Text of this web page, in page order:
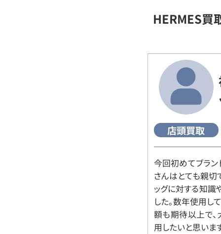
HERMES買
店頭買取
今回初めてブラン
さんはとても親切
ッグに対する知識
した。数年使用し
額も期待以上で、
用したいと思いま